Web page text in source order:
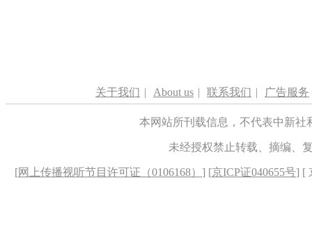
关于我们 | About us | 联系我们 | 广告服务
本网站所刊载信息，不代表中新
未经授权禁止转载、摘编、
[网上传播视听节目许可证（0106168） ] [京ICP证040655号] [